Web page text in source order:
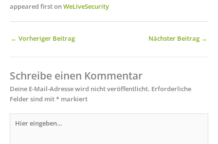
appeared first onWeLiveSecurity
← Vorheriger Beitrag Nächster Beitrag →
Schreibe einen Kommentar
Deine E-Mail-Adresse wird nicht veröffentlicht. Erforderliche
Felder sind mit* markiert
eingeben…